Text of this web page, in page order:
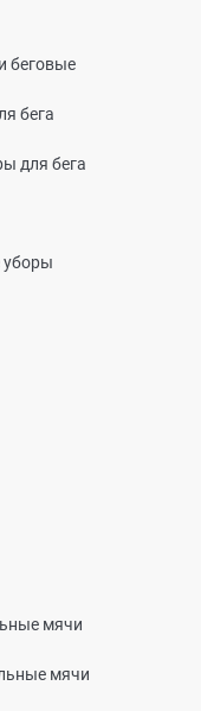
беговые
бега
для бега
уборы
мячи
мячи